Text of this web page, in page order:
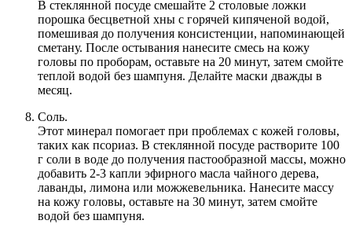
В стеклянной посуде смешайте 2 столовые ложки
порошка бесцветной хны с горячей кипяченой водой,
помешивая до получения консистенции, напоминающей
сметану. После остывания нанесите смесь на кожу
головы по проборам, оставьте на 20 минут, затем смойте
теплой водой без шампуня. Делайте маски дважды в
месяц.
Соль.
Этот минерал помогает при проблемах с кожей головы,
таких как псориаз. В стеклянной посуде растворите 100
г соли в воде до получения пастообразной массы, можно
добавить 2-3 капли эфирного масла чайного дерева,
лаванды, лимона или можжевельника. Нанесите массу
на кожу головы, оставьте на 30 минут, затем смойте
водой без шампуня.